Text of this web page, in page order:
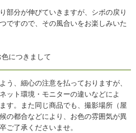
部分が伸びていきますが、シボの戻り
ですので、その風合いをお楽しみいた
色につきまして
う、細心の注意を払っておりますが、
ット環境・モニターの違いなどによ
す。また同じ商品でも、撮影場所（屋
の都合などにより、お色の雰囲気が異
ご了承くださいませ。